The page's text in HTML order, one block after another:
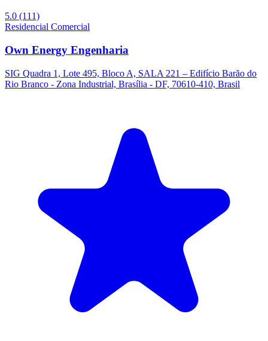
5.0 (111)
Residencial Comercial
Own Energy Engenharia
SIG Quadra 1, Lote 495, Bloco A, SALA 221 – Edifício Barão do
Rio Branco - Zona Industrial, Brasília - DF, 70610-410, Brasil